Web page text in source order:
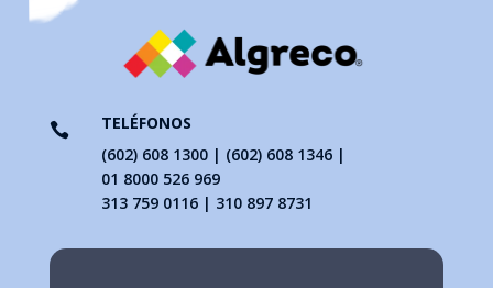

TELÉFONOS
(602) 608 1300 | (602) 608 1346 |
01 8000 526 969
313 759 0116 | 310 897 8731